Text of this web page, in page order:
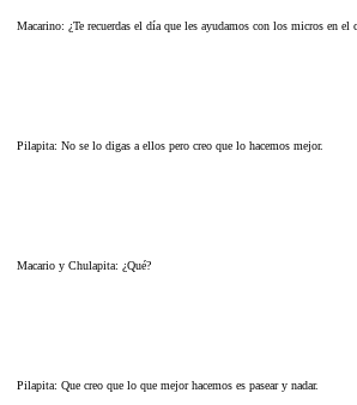
Macarino: ¿Te recuerdas el día que les ayudamos con los micros en el
Pilapita: No se lo digas a ellos pero creo que lo hacemos mejor.
Macario y Chulapita: ¿Qué?
Pilapita: Que creo que lo que mejor hacemos es pasear y nadar.